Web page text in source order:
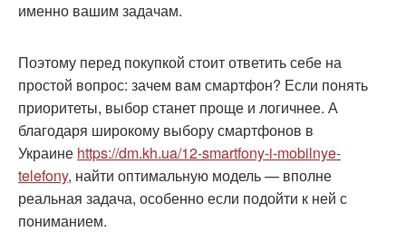
именно вашим задачам.
Поэтому перед покупкой стоит ответить себе на
простой вопрос: зачем вам смартфон? Если понять
приоритеты, выбор станет проще и логичнее. А
благодаря широкому выбору смартфонов в
Украине https://dm.kh.ua/12-smartfony-i-mobilnye-
telefony, найти оптимальную модель — вполне
реальная задача, особенно если подойти к ней с
пониманием.